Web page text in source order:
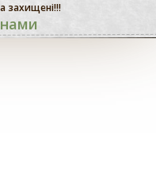
захищені!!!
нами